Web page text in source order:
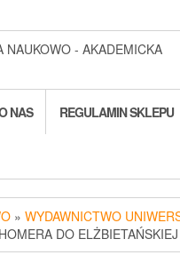
NAUKOWO - AKADEMICKA
NAS REGULAMIN SKLEPU
» WYDAWNICTWO
DO